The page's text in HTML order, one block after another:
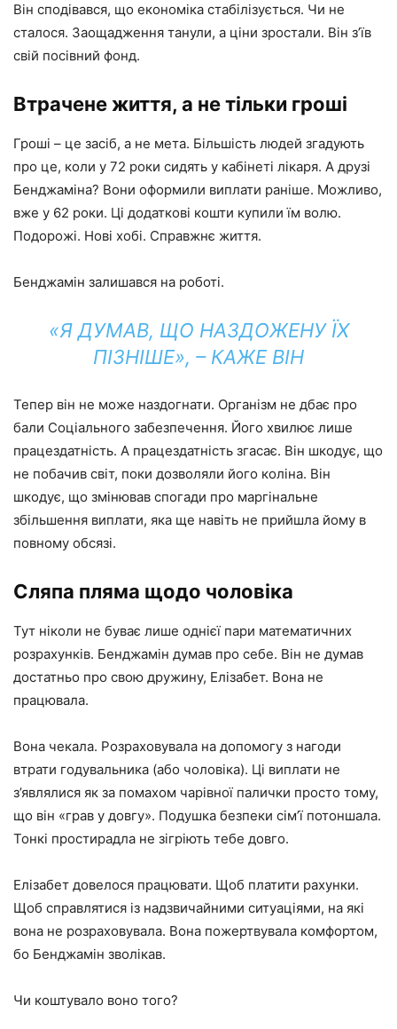
Він сподівався, що економіка стабілізується. Чи не
сталося. Заощадження танули, а ціни зростали. Він з’їв
свій посівний фонд.
Втрачене життя, а не тільки гроші
Гроші – це засіб, а не мета. Більшість людей згадують
про це, коли у 72 роки сидять у кабінеті лікаря. А друзі
Бенджаміна? Вони оформили виплати раніше. Можливо,
вже у 62 роки. Ці додаткові кошти купили їм волю.
Подорожі. Нові хобі. Справжнє життя.
Бенджамін залишався на роботі.
«Я ДУМАВ, ЩО НАЗДОЖЕНУ ЇХ
ПІЗНІШЕ», – КАЖЕ ВІН
Тепер він не може наздогнати. Організм не дбає про
бали Соціального забезпечення. Його хвилює лише
працездатність. А працездатність згасає. Він шкодує, що
не побачив світ, поки дозволяли його коліна. Він
шкодує, що змінював спогади про маргінальне
збільшення виплати, яка ще навіть не прийшла йому в
повному обсязі.
Сляпа пляма щодо чоловіка
Тут ніколи не буває лише однієї пари математичних
розрахунків. Бенджамін думав про себе. Він не думав
достатньо про свою дружину, Елізабет. Вона не
працювала.
Вона чекала. Розраховувала на допомогу з нагоди
втрати годувальника (або чоловіка). Ці виплати не
з’являлися як за помахом чарівної палички просто тому,
що він «грав у довгу». Подушка безпеки сім’ї потоншала.
Тонкі простирадла не зігріють тебе довго.
Елізабет довелося працювати. Щоб платити рахунки.
Щоб справлятися із надзвичайними ситуаціями, на які
вона не розраховувала. Вона пожертвувала комфортом,
бо Бенджамін зволікав.
Чи коштувало воно того?